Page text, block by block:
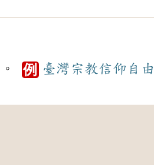
。 例 臺灣 宗教信仰 自由